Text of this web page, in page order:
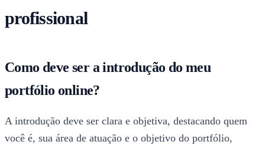
profissional
Como deve ser a introdução do meu
portfólio online?
A introdução deve ser clara e objetiva, destacando quem
você é, sua área de atuação e o objetivo do portfólio,